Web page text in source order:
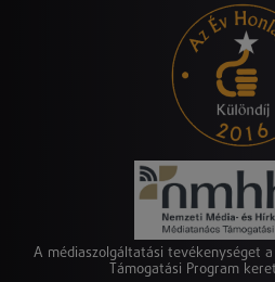
A médiaszolgáltatási tevékenységet
Támogatási Program